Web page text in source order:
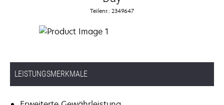
Teilenr.: 2349647
LEISTUNGSMERKMALE